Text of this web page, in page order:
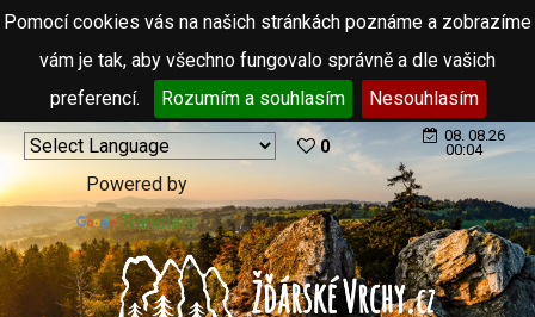
Pomocí cookies vás na našich stránkách poznáme a zobrazíme
vám je tak, aby všechno fungovalo správně a dle vašich
preferencí.
Rozumím a souhlasím Nesouhlasím
Powered by
Translate
0
08. 08.26
00:04